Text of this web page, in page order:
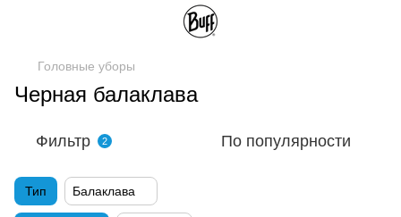
Головные уборы
Черная балаклава
Фильтр 2 По популярности
Тип Балаклава